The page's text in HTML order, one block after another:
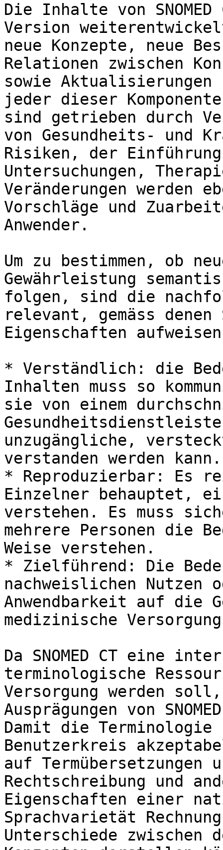
Die Inhalte von
Version
neue Konzepte, neue
Relationen zwischen
sowie Aktualisierungen
jeder dieser
sind getrieben durch
von Gesundheits- und
Risiken, der
Untersuchungen,
Veränderungen werden
Vorschläge und
Anwender.
Um zu bestimmen, ob
Gewährleistung
folgen, sind die
relevant, gemäss denen
Eigenschaften
* Verständlich: die
Inhalten muss so
sie von einem
unzugängliche,
verstanden werden kann.
* Reproduzierbar: Es
Einzelner behauptet,
verstehen. Es muss
mehrere Personen die
Weise verstehen.
* Zielführend: Die
nachweislichen Nutzen
Anwendbarkeit auf die
medizinische
Da SNOMED CT eine
terminologische
Versorgung werden
Ausprägungen von
Damit die
Benutzerkreis
auf Termübersetzungen
Rechtschreibung und
Eigenschaften einer
Sprachvarietät
Unterschiede zwischen